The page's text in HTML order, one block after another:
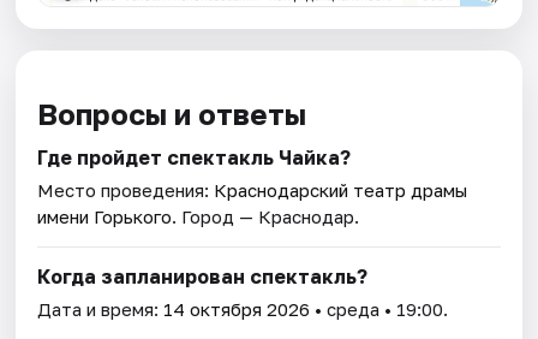
Вопросы и ответы
Где пройдет спектакль Чайка?
Место проведения: Краснодарский театр драмы
имени Горького. Город — Краснодар.
Когда запланирован спектакль?
Дата и время: 14 октября 2026 • среда • 19:00.